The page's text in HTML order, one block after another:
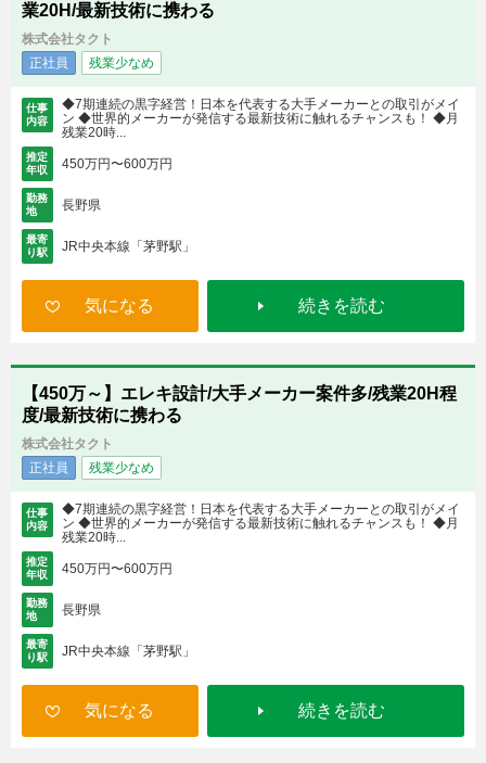
業20H/最新技術に携わる
株式会社タクト
正社員
残業少なめ
仕事
内容
◆7期連続の黒字経営！日本を代表する大手メーカーとの取引がメイ
ン ◆世界的メーカーが発信する最新技術に触れるチャンスも！ ◆月
残業20時...
推定
年収
450万円〜600万円
勤務
地
長野県
最寄
り駅
JR中央本線「茅野駅」
気になる 続きを読む
【450万～】エレキ設計/大手メーカー案件多/残業20H程
度/最新技術に携わる
株式会社タクト
正社員
残業少なめ
仕事
内容
◆7期連続の黒字経営！日本を代表する大手メーカーとの取引がメイ
ン ◆世界的メーカーが発信する最新技術に触れるチャンスも！ ◆月
残業20時...
推定
年収
450万円〜600万円
勤務
地
長野県
最寄
り駅
JR中央本線「茅野駅」
気になる 続きを読む